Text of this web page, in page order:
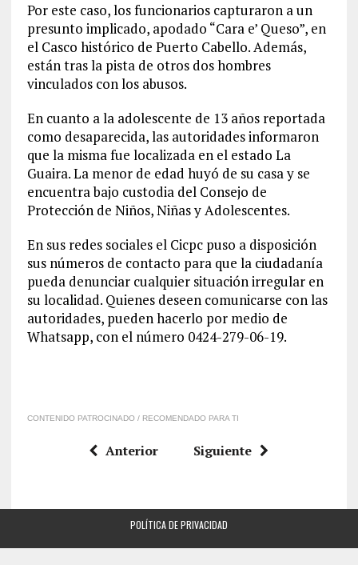
Por este caso, los funcionarios capturaron a un
presunto implicado, apodado “Cara e’ Queso”, en
el Casco histórico de Puerto Cabello. Además,
están tras la pista de otros dos hombres
vinculados con los abusos.
En cuanto a la adolescente de 13 años reportada
como desaparecida, las autoridades informaron
que la misma fue localizada en el estado La
Guaira. La menor de edad huyó de su casa y se
encuentra bajo custodia del Consejo de
Protección de Niños, Niñas y Adolescentes.
En sus redes sociales el Cicpc puso a disposición
sus números de contacto para que la ciudadanía
pueda denunciar cualquier situación irregular en
su localidad. Quienes deseen comunicarse con las
autoridades, pueden hacerlo por medio de
Whatsapp, con el número 0424-279-06-19.
CONTENIDO PATROCINADO / RECOMENDADO PARA TI
Anterior Siguiente
POLÍTICA DE PRIVACIDAD